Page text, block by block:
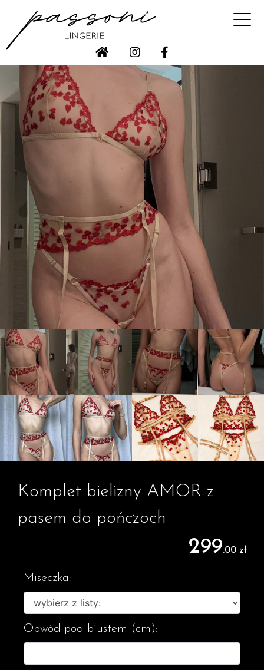
Komplet bielizny AMOR z
pasem do pończoch
299.00 zł
Miseczka:
Obwód pod biustem (cm):